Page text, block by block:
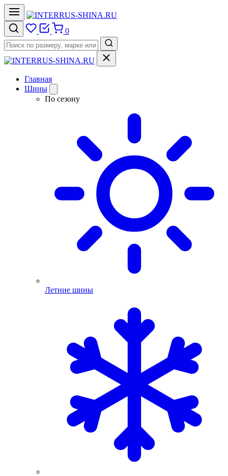
0
Главная
Шины
По сезону
Летние шины